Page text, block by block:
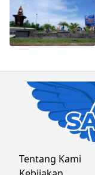
Tentang Kami